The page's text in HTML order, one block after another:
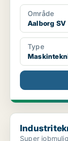
Område
Aalborg SV
Type
Industritekniker
Super